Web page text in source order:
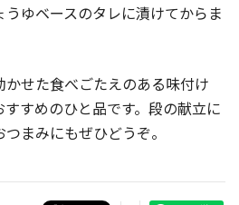
ゆベースのタレに漬けてからま
せた食べごたえのある味付け
すめのひと品です。段の献立に
まみにもぜひどうぞ。